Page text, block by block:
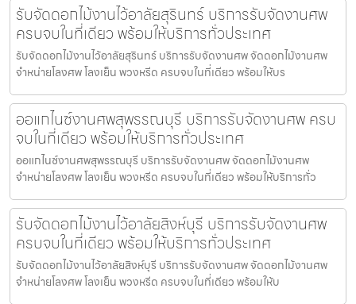
รับจัดดอกไม้งานไว้อาลัยสุรินทร์ บริการรับจัดงานศพ
ครบจบในที่เดียว พร้อมให้บริการทั่วประเทศ
รับจัดดอกไม้งานไว้อาลัยสุรินทร์ บริการรับจัดงานศพ จัดดอกไม้งานศพ
จำหน่ายโลงศพ โลงเย็น พวงหรีด ครบจบในที่เดียว พร้อมให้บร
ออแกไนซ์งานศพสุพรรณบุรี บริการรับจัดงานศพ ครบ
จบในที่เดียว พร้อมให้บริการทั่วประเทศ
ออแกไนซ์งานศพสุพรรณบุรี บริการรับจัดงานศพ จัดดอกไม้งานศพ
จำหน่ายโลงศพ โลงเย็น พวงหรีด ครบจบในที่เดียว พร้อมให้บริการทั่ว
รับจัดดอกไม้งานไว้อาลัยสิงห์บุรี บริการรับจัดงานศพ
ครบจบในที่เดียว พร้อมให้บริการทั่วประเทศ
รับจัดดอกไม้งานไว้อาลัยสิงห์บุรี บริการรับจัดงานศพ จัดดอกไม้งานศพ
จำหน่ายโลงศพ โลงเย็น พวงหรีด ครบจบในที่เดียว พร้อมให้บ